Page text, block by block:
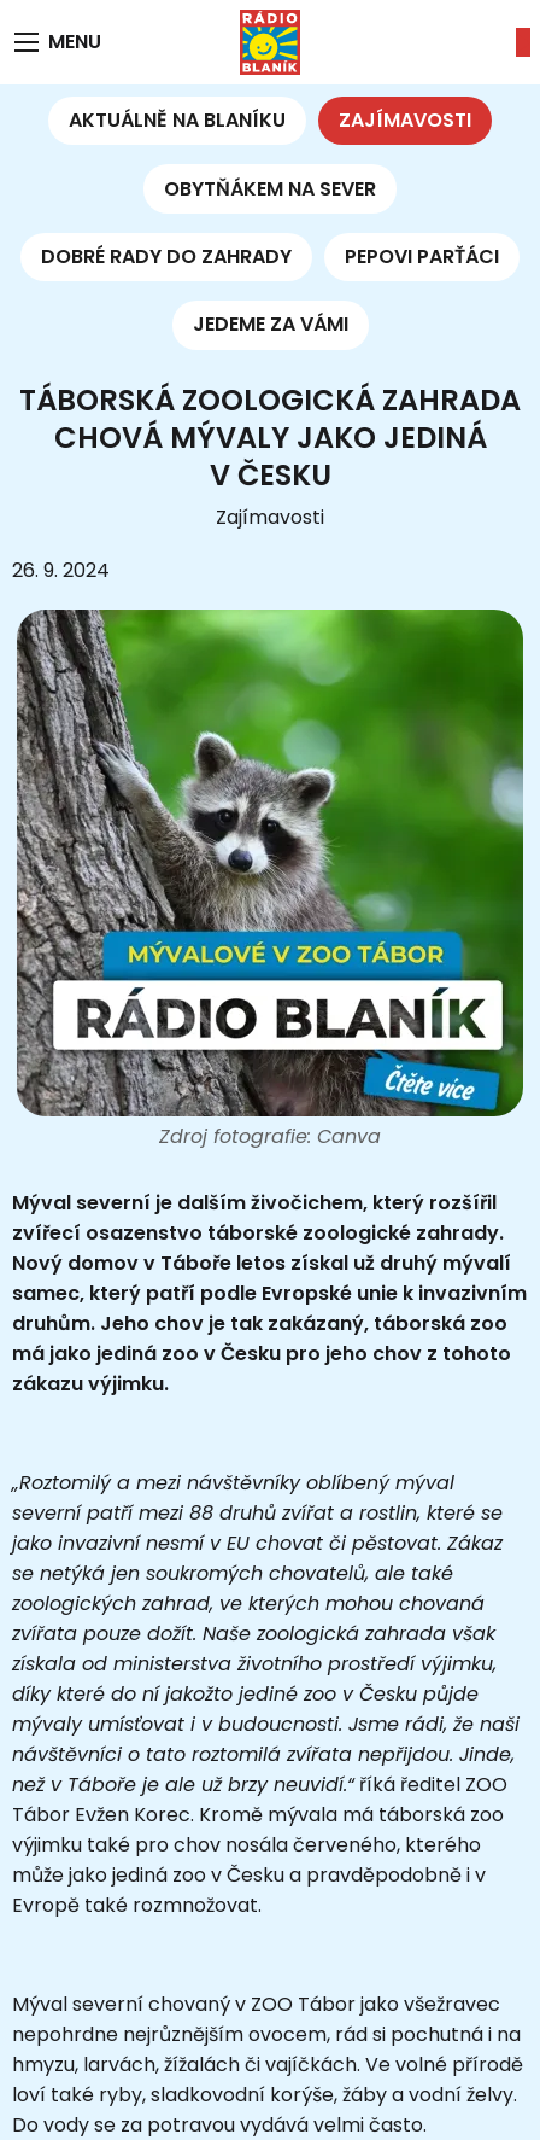
MENU
AKTUÁLNĚ NA BLANÍKU ZAJÍMAVOSTI
OBYTŇÁKEM NA SEVER
DOBRÉ RADY DO ZAHRADY PEPOVI PARŤÁCI
JEDEME ZA VÁMI
TÁBORSKÁ ZOOLOGICKÁ ZAHRADA
CHOVÁ MÝVALY JAKO JEDINÁ
V ČESKU
Zajímavosti
26. 9. 2024
Zdroj fotografie: Canva
Mýval severní je dalším živočichem, který rozšířil
zvířecí osazenstvo táborské zoologické zahrady.
Nový domov v Táboře letos získal už druhý mývalí
samec, který patří podle Evropské unie k invazivním
druhům. Jeho chov je tak zakázaný, táborská zoo
má jako jediná zoo v Česku pro jeho chov z tohoto
zákazu výjimku.
„Roztomilý a mezi návštěvníky oblíbený mýval
severní patří mezi 88 druhů zvířat a rostlin, které se
jako invazivní nesmí v EU chovat či pěstovat. Zákaz
se netýká jen soukromých chovatelů, ale také
zoologických zahrad, ve kterých mohou chovaná
zvířata pouze dožít. Naše zoologická zahrada však
získala od ministerstva životního prostředí výjimku,
díky které do ní jakožto jediné zoo v Česku půjde
mývaly umísťovat i v budoucnosti. Jsme rádi, že naši
návštěvníci o tato roztomilá zvířata nepřijdou. Jinde,
než v Táboře je ale už brzy neuvidí.“říká ředitel ZOO
Tábor Evžen Korec. Kromě mývala má táborská zoo
výjimku také pro chov nosála červeného, kterého
může jako jediná zoo v Česku a pravděpodobně i v
Evropě také rozmnožovat.
Mýval severní chovaný v ZOO Tábor jako všežravec
nepohrdne nejrůznějším ovocem, rád si pochutná i na
hmyzu, larvách, žížalách či vajíčkách. Ve volné přírodě
loví také ryby, sladkovodní korýše, žáby a vodní želvy.
Do vody se za potravou vydává velmi často.